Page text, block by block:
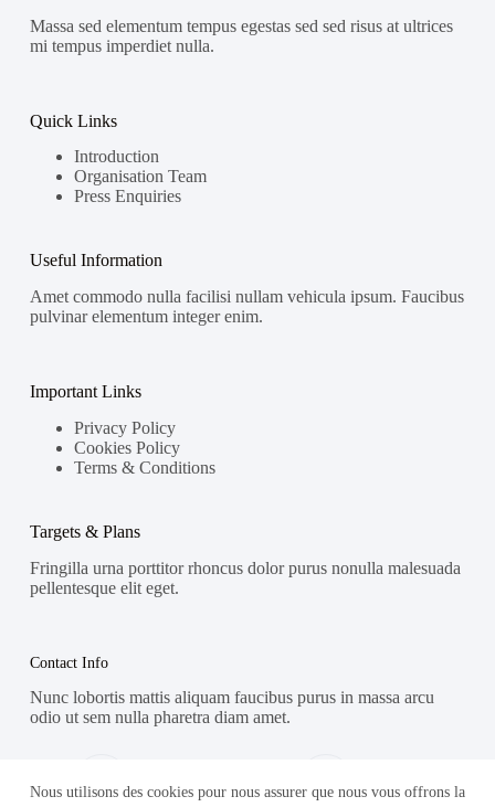
Nous utilisons des cookies pour nous assurer que nous vous offrons la
Massa sed elementum tempus egestas sed sed risus at ultrices
mi tempus imperdiet nulla.
Quick Links
Introduction
Organisation Team
Press Enquiries
Useful Information
Amet commodo nulla facilisi nullam vehicula ipsum. Faucibus
pulvinar elementum integer enim.
Important Links
Privacy Policy
Cookies Policy
Terms & Conditions
Targets & Plans
Fringilla urna porttitor rhoncus dolor purus nonulla malesuada
pellentesque elit eget.
Contact Info
Nunc lobortis mattis aliquam faucibus purus in massa arcu
odio ut sem nulla pharetra diam amet.
Street Name, NY 38954
578-393-4937